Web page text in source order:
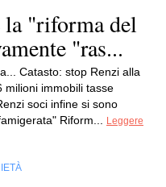
la "riforma del
"ras...
Catasto: stop Renzi alla
milioni immobili tasse
soci infine si sono
Riform...
Leggere